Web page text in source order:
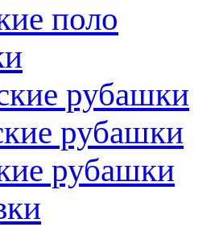
поло
рубашки
рубашки
рубашки